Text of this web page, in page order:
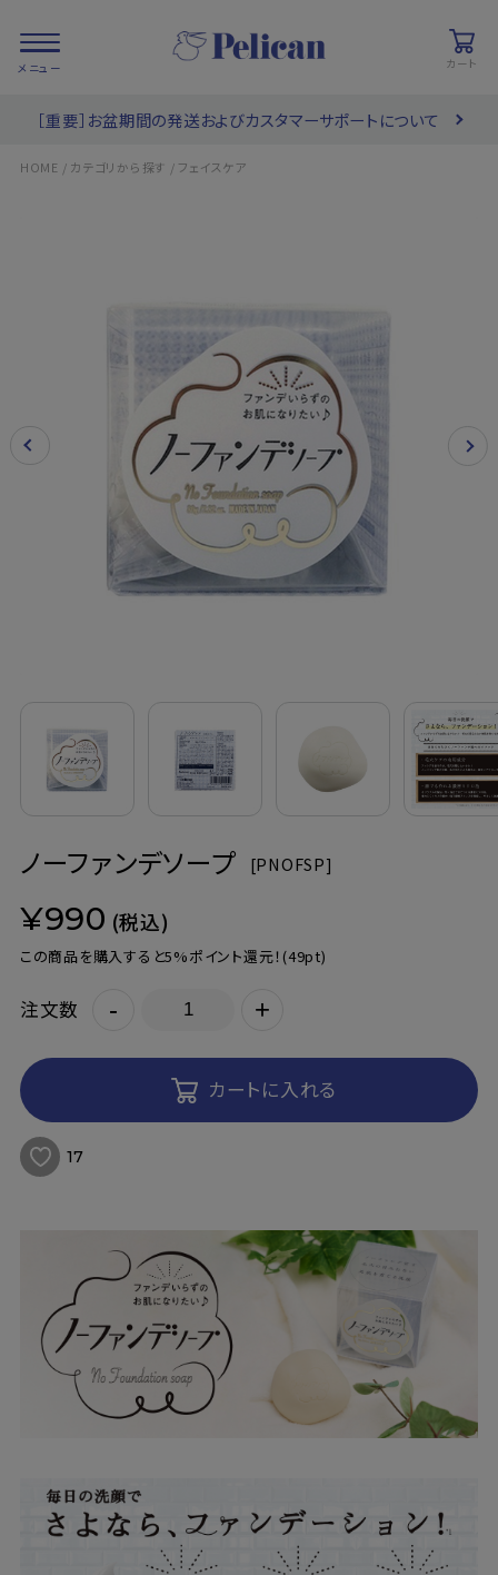
カート
COLLECTIONS / ブランド一覧
定期購入
ご利用案内
会員登録でお得
NEWS一覧
［重要］お盆期間の発送およびカスタマーサポートについて
HOME / カテゴリから探す / フェイスケア
ノーファンデソープ [PNOFSP]
¥990 (税込)
この商品を購入すると5%ポイント還元！ (49pt)
注文数 - +
カートに入れる
17